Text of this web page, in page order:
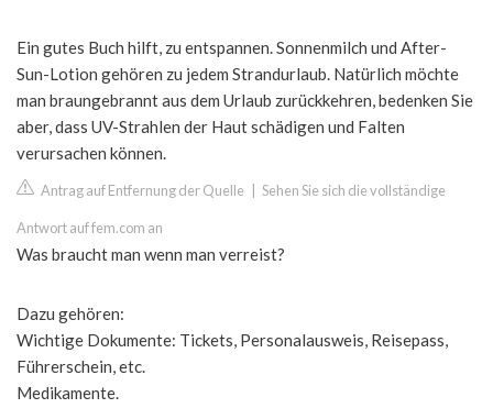
Ein gutes Buch hilft, zu entspannen. Sonnenmilch und After-
Sun-Lotion gehören zu jedem Strandurlaub. Natürlich möchte
man braungebrannt aus dem Urlaub zurückkehren, bedenken Sie
aber, dass UV-Strahlen der Haut schädigen und Falten
verursachen können.
Antrag auf Entfernung der Quelle Sehen Sie sich die vollständige
Antwort auf fem.com an
Was braucht man wenn man verreist?
Dazu gehören:
Wichtige Dokumente: Tickets, Personalausweis, Reisepass,
Führerschein, etc.
Medikamente.